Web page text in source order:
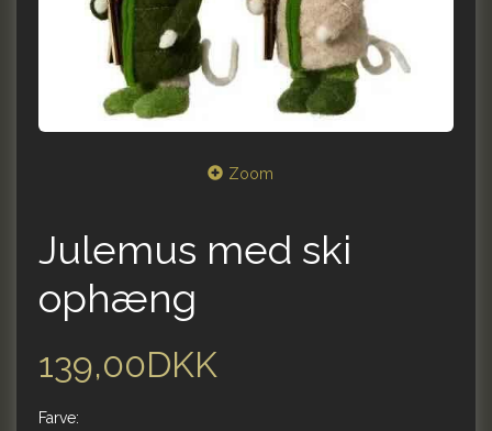
Zoom
Julemus med ski
ophæng
139,00DKK
Farve: